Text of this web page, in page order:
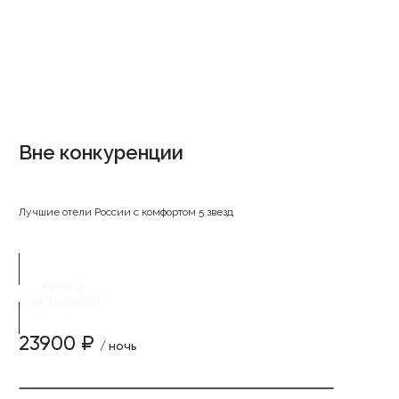
Вне конкуренции
Лучшие отели России с комфортом 5 звезд
купить
23900 ₽ / ночь